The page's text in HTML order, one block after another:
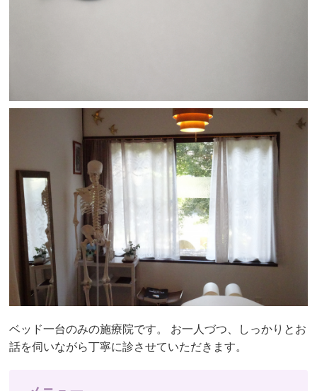
ベッド一台のみの施療院です。 お一人づつ、しっかりとお
話を伺いながら丁寧に診させていただきます。